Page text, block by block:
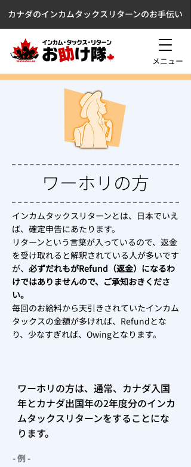
メニュー
カナダのインカムタックスリターンのお手伝い
ワーホリの方
インカムタックスリターンとは、日本でいえ
ば、確定申告にあたります。
リターンという言葉が入っているので、返金
を受け取れると解釈されている人が多いです
が、 必ずだれもがRefund（返金）になるわ
けではありませんので、ご承知おきくださ
い。
毎回のお給料から天引きされていたインカム
タックスの金額が多ければ、Refundとな
り、少なすぎれば、Owingとなります。
ワーホリの方は、通常、カナダ入国
年とカナダ出国年の2年度分のインカ
ムタックスリターンをすることにな
ります。
- 例 -